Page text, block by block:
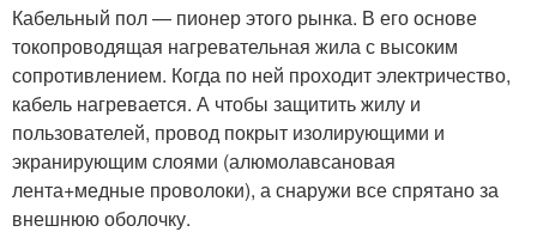
Кабельный пол — пионер этого рынка. В его основе
токопроводящая нагревательная жила с высоким
сопротивлением. Когда по ней проходит электричество,
кабель нагревается. А чтобы защитить жилу и
пользователей, провод покрыт изолирующими и
экранирующим слоями (алюмолавсановая
лента+медные проволоки), а снаружи все спрятано за
внешнюю оболочку.